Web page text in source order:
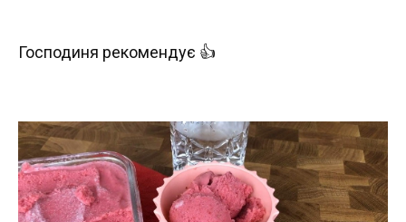
Господиня рекомендує 👍